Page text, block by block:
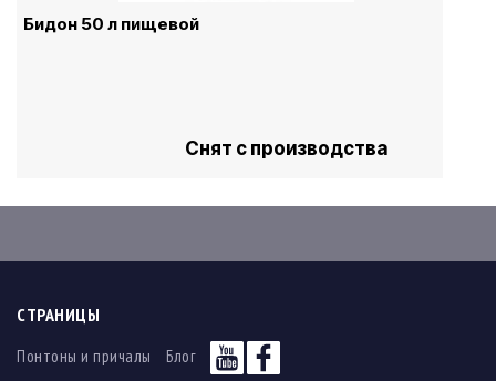
Бидон 50 л пищевой
Снят с производства
СТРАНИЦЫ
Понтоны и причалы Блог